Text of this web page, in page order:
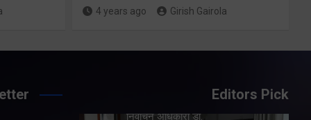
4 years ago Girish Gairola
Editors Pick
मुख्य
Share Nowदेहरादून। मसूरी-
देहरादून विकास प्राधिकरण